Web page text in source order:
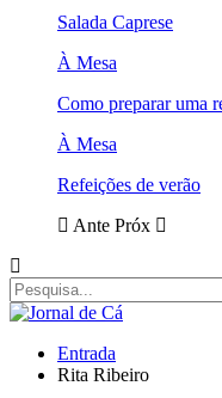
Salada Caprese
À Mesa
Como preparar uma
À Mesa
Refeições de verão
Ante Próx
Entrada
Rita Ribeiro